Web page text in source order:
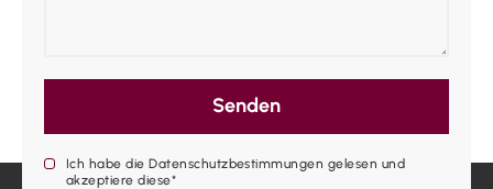
Ich habe die Datenschutzbestimmungen gelesen und
akzeptiere diese*
Senden